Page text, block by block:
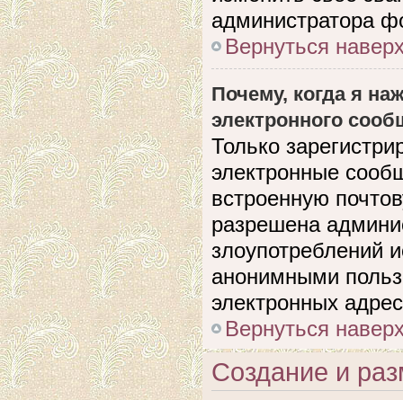
администратора
Вернуться
Почему, когда я
электронного
Только
электронные
встроенную
разрешена
злоупотреблений
анонимными
электронных
Вернуться
Создание и